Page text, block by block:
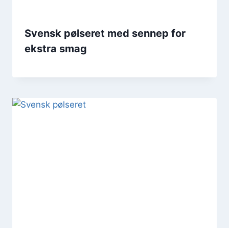
Svensk pølseret med sennep for
ekstra smag